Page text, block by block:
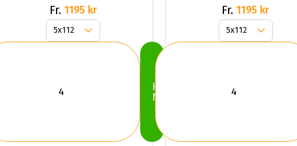
Fr. 1195 kr
Köp
Nu
Black
Fr. 1195 kr